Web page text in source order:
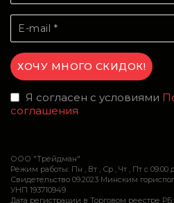
Я согласен с условиями
соглашения
ООО "Трейдман"
Режим работы: Пн , Вт , Ср , Чт , Пт c 09:00
Свидетельство 09.2023 Минским
УНП 193710949
Дата регистрации в Торговом реестре РБ: